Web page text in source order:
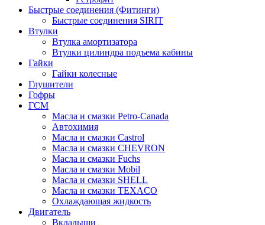
Быстрые соединения (Фитинги)
Быстрые соединения SIRIT
Втулки
Втулка амортизатора
Втулки цилиндра подъема кабины
Гайки
Гайки колесные
Глушители
Гофры
ГСМ
Масла и смазки Petro-Canada
Автохимия
Масла и смазки Castrol
Масла и смазки CHEVRON
Масла и смазки Fuchs
Масла и смазки Mobil
Масла и смазки SHELL
Масла и смазки TEXACO
Охлаждающая жидкость
Двигатель
Вкладыши